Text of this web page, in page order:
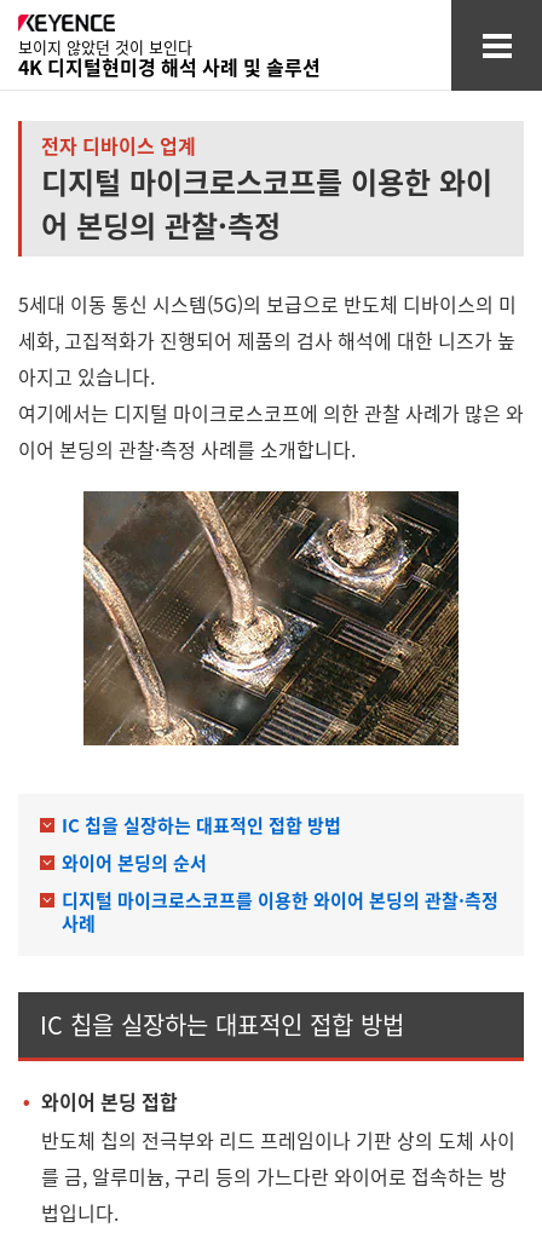
보이지 않았던 것이 보인다
4K 디지털현미경 해석 사례 및 솔루션
자동차·
전자 디바이스 업계
의료·의약· 화장품 업계
화학·재료·소재 업계
기타 업계
용어집
자료 다운로드 상담·문의
전자 디바이스 업계
디지털 마이크로스코프를 이용한 와이
어 본딩의 관찰·측정
5세대 이동 통신 시스템(5G)의 보급으로 반도체 디바이스의 미
세화, 고집적화가 진행되어 제품의 검사 해석에 대한 니즈가 높
아지고 있습니다.
여기에서는 디지털 마이크로스코프에 의한 관찰 사례가 많은 와
이어 본딩의 관찰·측정 사례를 소개합니다.
IC 칩을 실장하는 대표적인 접합 방법
와이어 본딩의 순서
디지털 마이크로스코프를 이용한 와이어 본딩의 관찰·측정
사례
IC 칩을 실장하는 대표적인 접합 방법
와이어 본딩 접합
반도체 칩의 전극부와 리드 프레임이나 기판 상의 도체 사이
를 금, 알루미늄, 구리 등의 가느다란 와이어로 접속하는 방
법입니다.